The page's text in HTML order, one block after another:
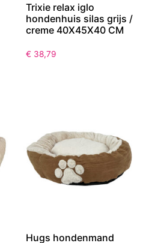
Trixie relax iglo
hondenhuis silas grijs /
creme 40X45X40 CM
€ 38,79
Hugs hondenmand